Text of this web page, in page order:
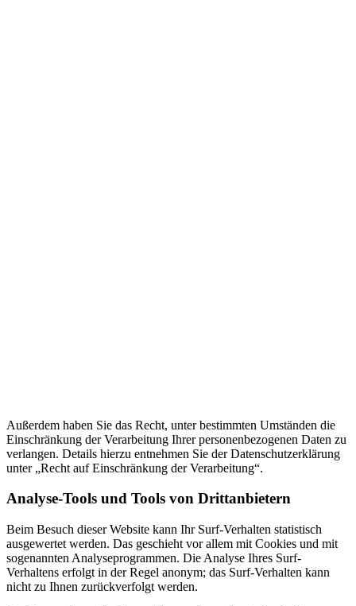
Außerdem haben Sie das Recht, unter bestimmten Umständen die
Einschränkung der Verarbeitung Ihrer personenbezogenen Daten zu
verlangen. Details hierzu entnehmen Sie der Datenschutzerklärung
unter „Recht auf Einschränkung der Verarbeitung“.
Analyse-Tools und Tools von Drittanbietern
Beim Besuch dieser Website kann Ihr Surf-Verhalten statistisch
ausgewertet werden. Das geschieht vor allem mit Cookies und mit
sogenannten Analyseprogrammen. Die Analyse Ihres Surf-
Verhaltens erfolgt in der Regel anonym; das Surf-Verhalten kann
nicht zu Ihnen zurückverfolgt werden.